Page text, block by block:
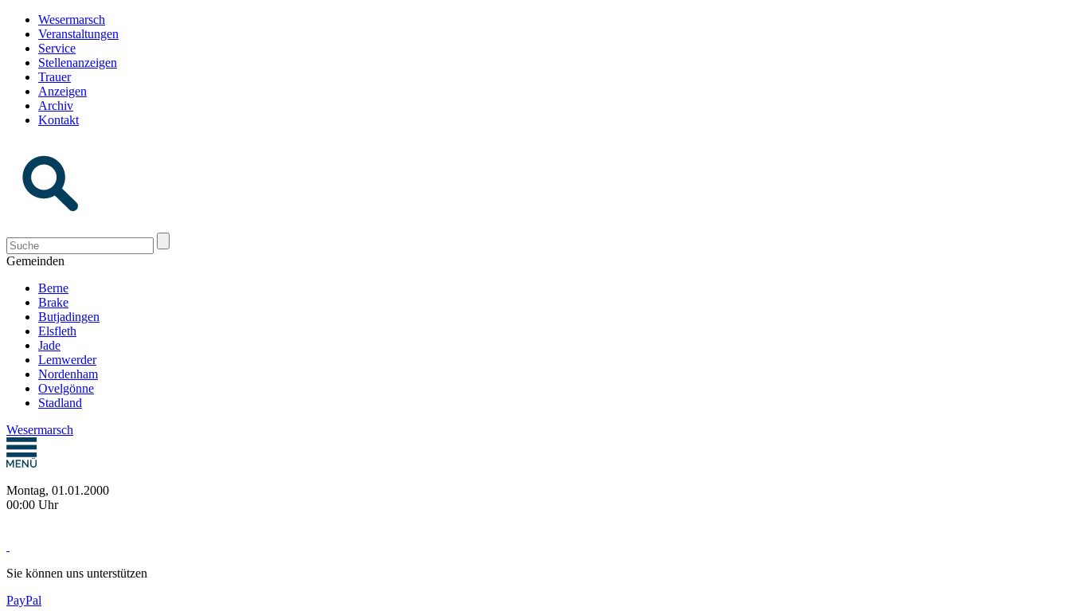
Wesermarsch
Veranstaltungen
Service
Stellenanzeigen
Trauer
Anzeigen
Archiv
Kontakt
Gemeinden
Berne
Brake
Butjadingen
Elsfleth
Jade
Lemwerder
Nordenham
Ovelgönne
Stadland
Wesermarsch
Montag, 01.01.2000
00:00 Uhr
Sie können uns unterstützen
PayPal